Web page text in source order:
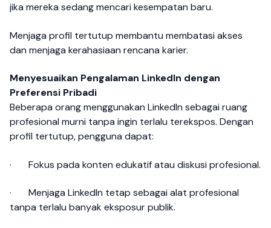
jika mereka sedang mencari kesempatan baru.
Menjaga profil tertutup membantu membatasi akses
dan menjaga kerahasiaan rencana karier.
Menyesuaikan Pengalaman LinkedIn dengan
Preferensi Pribadi
Beberapa orang menggunakan LinkedIn sebagai ruang
profesional murni tanpa ingin terlalu terekspos. Dengan
profil tertutup, pengguna dapat:
· Fokus pada konten edukatif atau diskusi profesional.
· Menjaga LinkedIn tetap sebagai alat profesional
tanpa terlalu banyak eksposur publik.